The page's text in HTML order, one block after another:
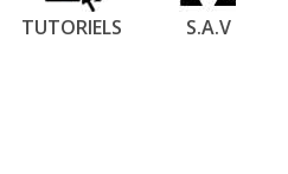
TUTORIELS S.A.V